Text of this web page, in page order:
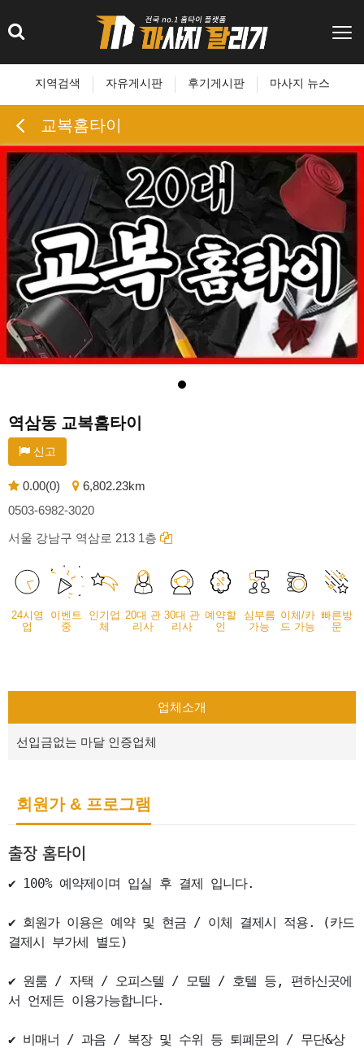
지역검색 자유게시판 후기게시판 마사지 뉴스
교복홈타이
역삼동 교복홈타이
신고
0.00(0)
6,802.23km
0503-6982-3020
서울 강남구 역삼로 213 1층
24시영
업
이벤트
중
인기업
체
20대 관
리사
30대 관
리사
예약할
인
심부름
가능
이체/카
드 가능
빠른방
문
업체소개
선입금없는 마달 인증업체
회원가 & 프로그램
출장 홈타이
✔ 100% 예약제이며 입실 후 결제 입니다.
✔ 회원가 이용은 예약 및 현금 / 이체 결제시 적용. (카드
결제시 부가세 별도)
✔ 원룸 / 자택 / 오피스텔 / 모텔 / 호텔 등, 편하신곳에
서 언제든 이용가능합니다.
✔ 비매너 / 과음 / 복장 및 수위 등 퇴폐문의 / 무단&상